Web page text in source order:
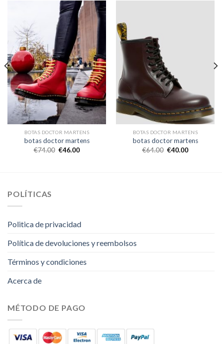
BOTAS DOCTOR MARTENS
botas doctor martens
€74.00 €46.00
BOTAS DOCTOR MARTENS
botas doctor martens
€64.00 €40.00
POLÍTICAS
Politica de privacidad
Política de devoluciones y reembolsos
Términos y condiciones
Acerca de
MÉTODO DE PAGO